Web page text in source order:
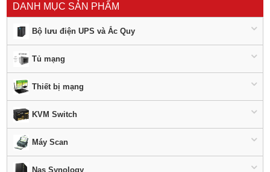
DANH MỤC SẢN PHẨM
Bộ lưu điện UPS và Ắc Quy
Tủ mạng
Thiết bị mạng
KVM Switch
Máy Scan
Nas Synology